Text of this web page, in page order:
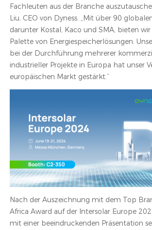
Fachleuten aus der Branche
Liu, CEO von Dyness. „Mit über 90
darunter Kostal, Kaco und SMA, bieten
Palette von Energiespeicherlösungen.
bei der Durchführung mehrerer
industrieller Projekte in Europa hat unser
europäischen Markt gestärkt.“
Nach der Auszeichnung mit dem Top
Africa Award auf der Intersolar Europe
mit einer beeindruckenden Präsentation